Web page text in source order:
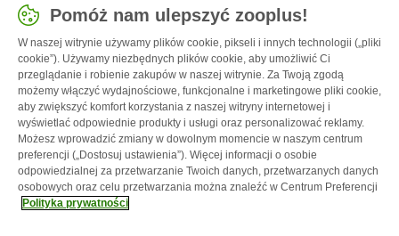
Polska / PL
Follow zooplus
Pomóż nam ulepszyć zooplus!
W naszej witrynie używamy plików cookie, pikseli i innych technologii („pliki
cookie”). Używamy niezbędnych plików cookie, aby umożliwić Ci
przeglądanie i robienie zakupów w naszej witrynie. Za Twoją zgodą
możemy włączyć wydajnościowe, funkcjonalne i marketingowe pliki cookie,
aby zwiększyć komfort korzystania z naszej witryny internetowej i
wyświetlać odpowiednie produkty i usługi oraz personalizować reklamy.
Możesz wprowadzić zmiany w dowolnym momencie w naszym centrum
preferencji („Dostosuj ustawienia”). Więcej informacji o osobie
odpowiedzialnej za przetwarzanie Twoich danych, przetwarzanych danych
osobowych oraz celu przetwarzania można znaleźć w Centrum Preferencji
Polityka prywatności